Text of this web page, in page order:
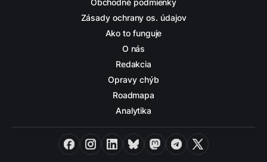
Obchodné podmienky
Zásady ochrany os. údajov
Ako to funguje
O nás
Redakcia
Opravy chýb
Roadmapa
Analytika
FacebookInstagramLinkedInBlueskyMastodon
Telegram
X